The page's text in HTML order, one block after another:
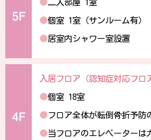
●二人部屋 1室
●個室 1室（サンルーム有）
●居室内シャワー室設置
入居フロア（認知症対応フロ
●個室 18室
●フロア全体が転倒骨折予防
●当フロアのエレベーターは